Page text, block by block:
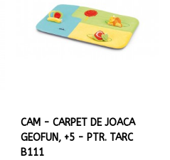
CAM - CARPET DE JOACA
GEOFUN, +5 - PTR. TARC
B111